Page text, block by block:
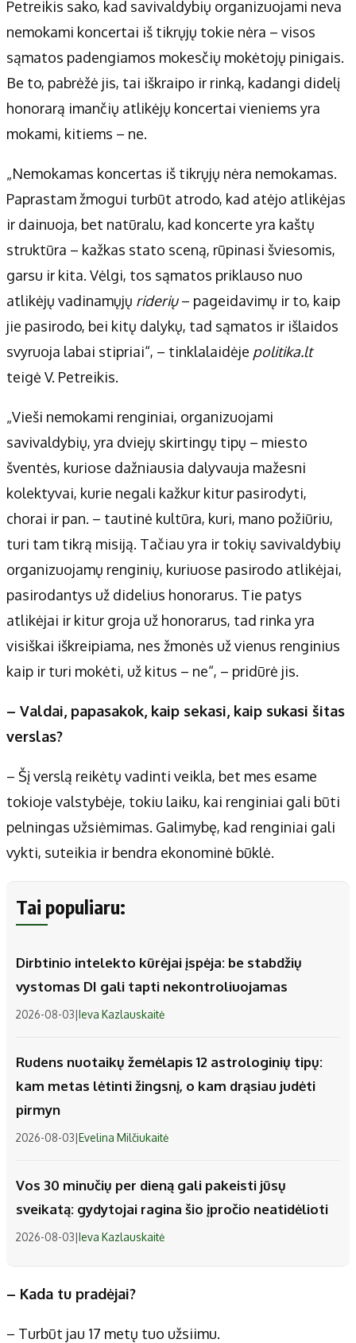
Apie mus
Autoriai
Kontaktai
Privatumo politika
Redakcijos politika
Receptai
Petreikis sako, kad savivaldybių organizuojami neva
nemokami koncertai iš tikrųjų tokie nėra – visos
sąmatos padengiamos mokesčių mokėtojų pinigais.
Be to, pabrėžė jis, tai iškraipo ir rinką, kadangi didelį
honorarą imančių atlikėjų koncertai vieniems yra
mokami, kitiems – ne.
„Nemokamas koncertas iš tikrųjų nėra nemokamas.
Paprastam žmogui turbūt atrodo, kad atėjo atlikėjas
ir dainuoja, bet natūralu, kad koncerte yra kaštų
struktūra – kažkas stato sceną, rūpinasi šviesomis,
garsu ir kita. Vėlgi, tos sąmatos priklauso nuo
atlikėjų vadinamųjų riderių– pageidavimų ir to, kaip
jie pasirodo, bei kitų dalykų, tad sąmatos ir išlaidos
svyruoja labai stipriai“, – tinklalaidėje politika.lt
teigė V. Petreikis.
„Vieši nemokami renginiai, organizuojami
savivaldybių, yra dviejų skirtingų tipų – miesto
šventės, kuriose dažniausia dalyvauja mažesni
kolektyvai, kurie negali kažkur kitur pasirodyti,
chorai ir pan. – tautinė kultūra, kuri, mano požiūriu,
turi tam tikrą misiją. Tačiau yra ir tokių savivaldybių
organizuojamų renginių, kuriuose pasirodo atlikėjai,
pasirodantys už didelius honorarus. Tie patys
atlikėjai ir kitur groja už honorarus, tad rinka yra
visiškai iškreipiama, nes žmonės už vienus renginius
kaip ir turi mokėti, už kitus – ne“, – pridūrė jis.
– Valdai, papasakok, kaip sekasi, kaip sukasi šitas
verslas?
– Šį verslą reikėtų vadinti veikla, bet mes esame
tokioje valstybėje, tokiu laiku, kai renginiai gali būti
pelningas užsiėmimas. Galimybę, kad renginiai gali
vykti, suteikia ir bendra ekonominė būklė.
Tai populiaru:
Dirbtinio intelekto kūrėjai įspėja: be stabdžių
vystomas DI gali tapti nekontroliuojamas
2026-08-03|Ieva Kazlauskaitė
Rudens nuotaikų žemėlapis 12 astrologinių tipų:
kam metas lėtinti žingsnį, o kam drąsiau judėti
pirmyn
2026-08-03|Evelina Milčiukaitė
Vos 30 minučių per dieną gali pakeisti jūsų
sveikatą: gydytojai ragina šio įpročio neatidėlioti
2026-08-03|Ieva Kazlauskaitė
– Kada tu pradėjai?
– Turbūt jau 17 metų tuo užsiimu.